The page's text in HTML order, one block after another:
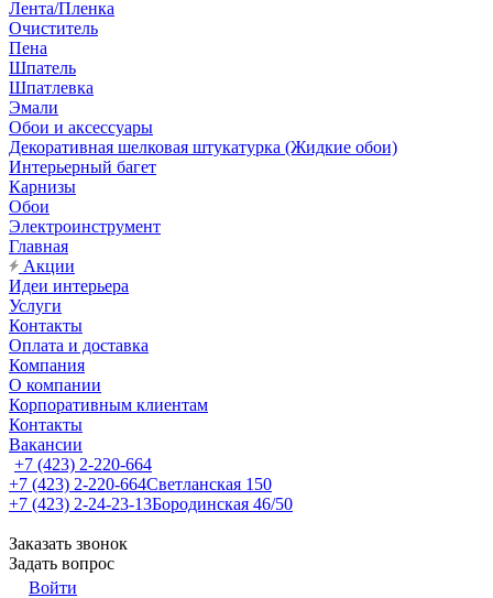
Лента/Пленка
Очиститель
Пена
Шпатель
Шпатлевка
Эмали
Обои и аксессуары
Декоративная шелковая штукатурка (Жидкие обои)
Интерьерный багет
Карнизы
Обои
Электроинструмент
Главная
Акции
Идеи интерьера
Услуги
Контакты
Оплата и доставка
Компания
О компании
Корпоративным клиентам
Контакты
Вакансии
+7 (423) 2-220-664
+7 (423) 2-220-664Светланская 150
+7 (423) 2-24-23-13Бородинская 46/50
Заказать звонок
Задать вопрос
Войти